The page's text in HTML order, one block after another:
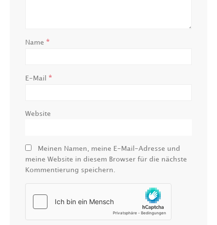
Name *
E-Mail *
Website
Meinen Namen, meine E-Mail-Adresse und
meine Website in diesem Browser für die nächste
Kommentierung speichern.